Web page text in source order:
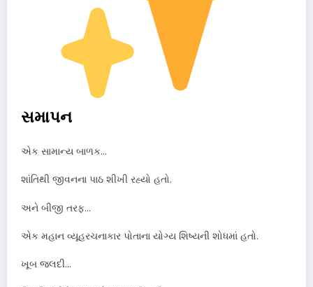
સમાપન
એક સામાન્ય બાળક…
શાંતિથી જીવનના પાઠ શીખી રહ્યો હતો.
અને બીજી તરફ…
એક મહાન વ્યૂહરચનાકાર પોતાના યોગ્ય શિષ્યની શોધમાં હતો.
ખૂબ જલદી…